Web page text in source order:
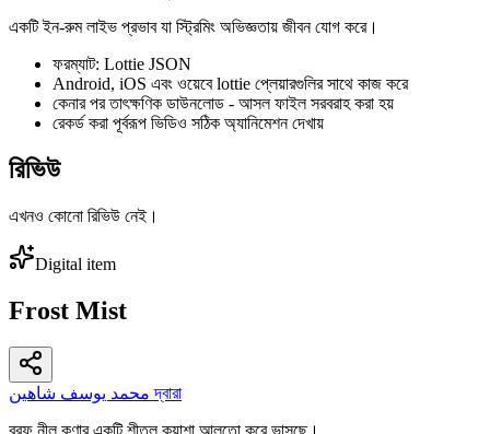
একটি ইন-রুম লাইভ প্রভাব যা স্ট্রিমিং অভিজ্ঞতায় জীবন যোগ করে।
ফরম্যাট: Lottie JSON
Android, iOS এবং ওয়েবে lottie প্লেয়ারগুলির সাথে কাজ করে
কেনার পর তাৎক্ষণিক ডাউনলোড - আসল ফাইল সরবরাহ করা হয়
রেকর্ড করা পূর্বরূপ ভিডিও সঠিক অ্যানিমেশন দেখায়
রিভিউ
এখনও কোনো রিভিউ নেই।
Digital item
Frost Mist
محمد يوسف شاهين দ্বারা